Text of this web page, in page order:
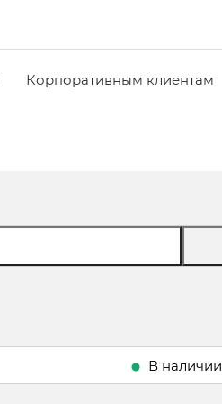
Корпоративным клиентам
В наличии